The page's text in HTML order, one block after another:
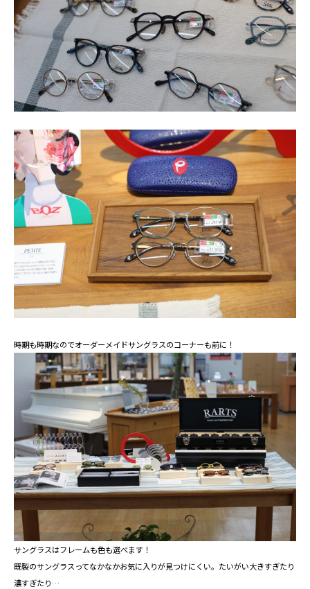
時期も時期なのでオーダーメイドサングラスのコーナーも前に！
サングラスはフレームも色も選べます！
既製のサングラスってなかなかお気に入りが見つけにくい。たいがい大きすぎたり
濃すぎたり…